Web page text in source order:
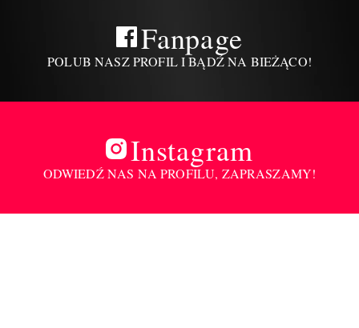
Fanpage
POLUB NASZ PROFIL I BĄDŹ NA BIEŻĄCO!
Instagram
ODWIEDŹ NAS NA PROFILU, ZAPRASZAMY!